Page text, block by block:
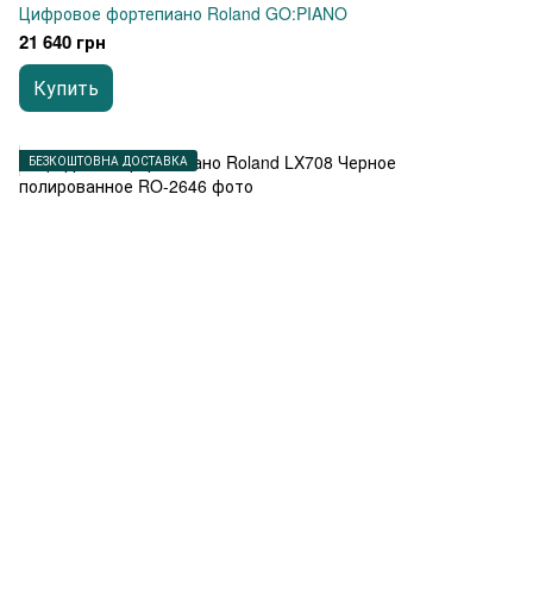
Цифровое фортепиано Roland GO:PIANO
21 640 грн
Купить
БЕЗКОШТОВНА ДОСТАВКА